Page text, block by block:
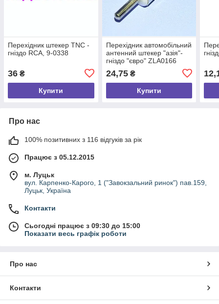
Перехідник штекер TNC -
гніздо RCA, 9-0338
36 ₴
Купити
Перехідник автомобільний
антенний штекер "азія"-
гніздо "євро" ZLA0166
24,75₴
Купити
Про нас
100% позитивних з 116 відгуків за рік
Працює з 05.12.2015
м. Луцьк
вул. Карпенко-Карого, 1 ("Завокзальний ринок") пав.159,
Луцьк, Україна
Контакти
Сьогодні працює з 09:30 до 15:00
Показати весь графік роботи
Про нас
Контакти